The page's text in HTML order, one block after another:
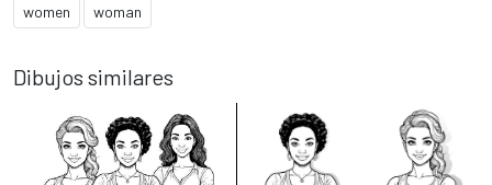
women woman
Dibujos similares